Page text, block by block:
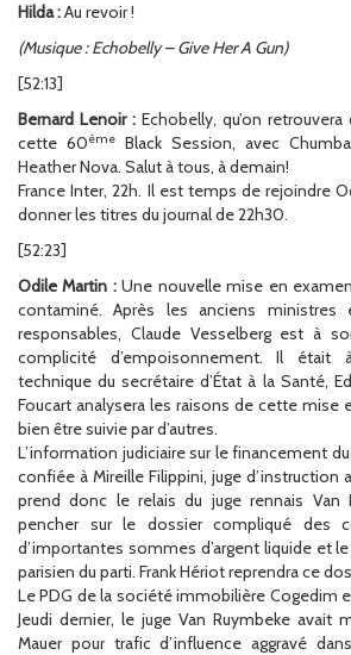
Hilda :Au revoir !
(Musique : Echobelly – Give Her A Gun)
[52:13]
Bernard Lenoir : Echobelly, qu’on
cette 60ème
Black Session, avec
Heather Nova. Salut à tous, à demain!
France Inter, 22h. Il est temps de rejoindre
donner les titres du journal de 22h30.
[52:23]
Odile Martin :Une nouvelle mise en
contaminé. Après les anciens ministres
responsables, Claude Vesselberg est à
complicité d’empoisonnement. Il était
technique du secrétaire d’État à la Santé,
Foucart analysera les raisons de cette mise
bien être suivie par d’autres.
L’information judiciaire sur le financement
confiée à Mireille Filippini, juge d’instruction
prend donc le relais du juge rennais Van
pencher sur le dossier compliqué des
d’importantes sommes d’argent liquide et
parisien du parti. Frank Hériot reprendra ce
Le PDG de la société immobilière Cogedim
Jeudi dernier, le juge Van Ruymbeke avait
Mauer pour trafic d’influence aggravé